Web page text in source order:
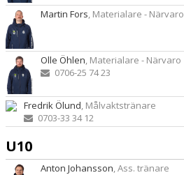
Martin Fors, Materialare - Närvaro
Olle Öhlen , Materialare - Närvaro
0706-25 74 23
Fredrik Ölund, Målvaktstränare
0703-33 34 12
U10
Anton Johansson, Ass. tränare